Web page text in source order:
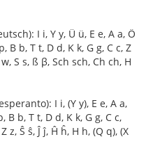
I i, Y y, Ü ü, E e, A a, Ö
B b, T t, D d, K k, G g, C c, Z
S s, ß β, Sch sch, Ch ch, H
I i, (Y y), E e, A a,
B b, T t, D d, K k, G g, C c,
z, Ŝ ŝ, Ĵ ĵ, Ĥ ĥ, H h, (Q q), (X